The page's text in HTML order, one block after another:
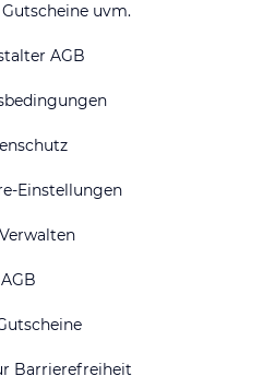
uvm.
AGB
Einstellungen
AGB
Barrierefreiheit